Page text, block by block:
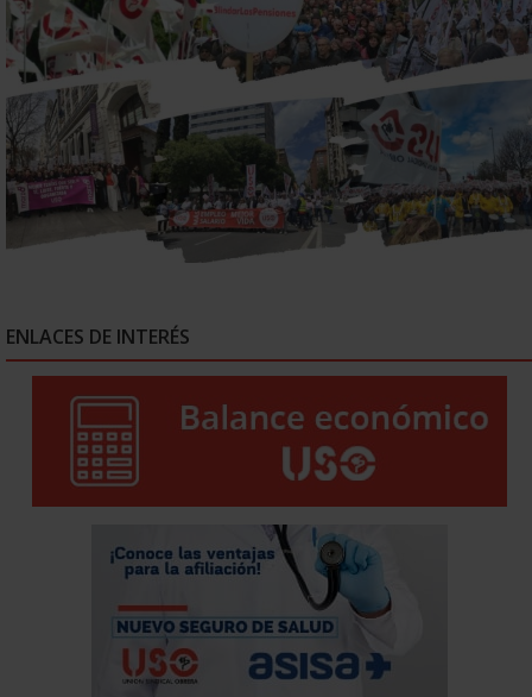
ENLACES DE INTERÉS